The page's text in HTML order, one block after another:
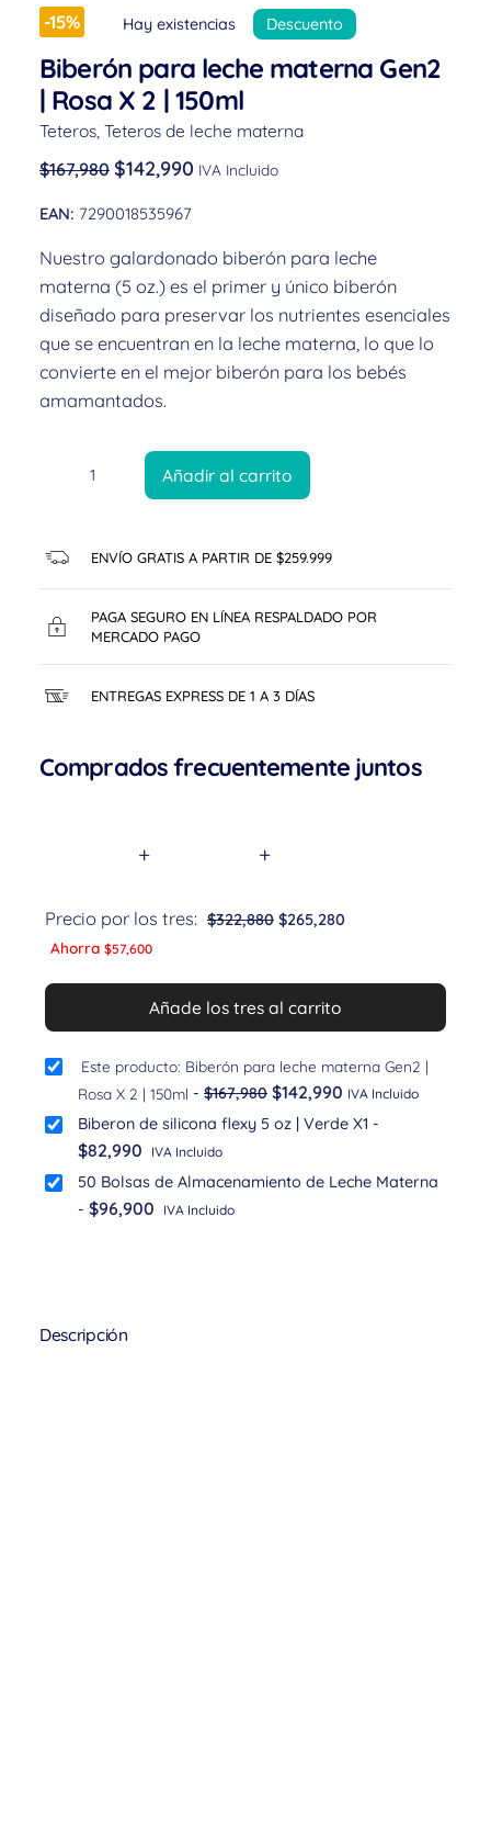
-15% Hay existencias Descuento
Biberón para leche materna Gen2
| Rosa X 2 | 150ml
Teteros, Teteros de leche materna
$167,980 $142,990 IVA Incluido
EAN: 7290018535967
Nuestro galardonado biberón para leche
materna (5 oz.) es el primer y único biberón
diseñado para preservar los nutrientes esenciales
que se encuentran en la leche materna, lo que lo
convierte en el mejor biberón para los bebés
amamantados.
Añadir al carrito
ENVÍO GRATIS A PARTIR DE $259.999
PAGA SEGURO EN LÍNEA RESPALDADO POR
MERCADO PAGO
ENTREGAS EXPRESS DE 1 A 3 DÍAS
Comprados frecuentemente juntos
+ +
Precio por los tres: $322,880 $265,280
Ahorra $57,600
Añade los tres al carrito
Este producto: Biberón para leche materna Gen2 |
Rosa X 2 | 150ml - $167,980 $142,990 IVA Incluido
Biberon de silicona flexy 5 oz | Verde X1 -
$82,990 IVA Incluido
50 Bolsas de Almacenamiento de Leche Materna
- $96,900 IVA Incluido
Descripción